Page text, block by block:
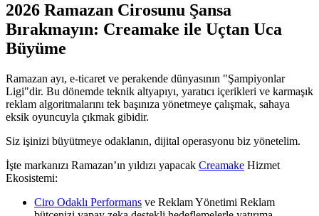
2026 Ramazan Cirosunu Şansa
Bırakmayın: Creamake ile Uçtan Uca
Büyüme
Ramazan ayı, e-ticaret ve perakende dünyasının "Şampiyonlar
Ligi"dir. Bu dönemde teknik altyapıyı, yaratıcı içerikleri ve karmaşık
reklam algoritmalarını tek başınıza yönetmeye çalışmak, sahaya
eksik oyuncuyla çıkmak gibidir.
Siz işinizi büyütmeye odaklanın, dijital operasyonu biz yönetelim.
İşte markanızı Ramazan’ın yıldızı yapacak Creamake Hizmet
Ekosistemi:
Ciro Odaklı Performans ve Reklam Yönetimi Reklam